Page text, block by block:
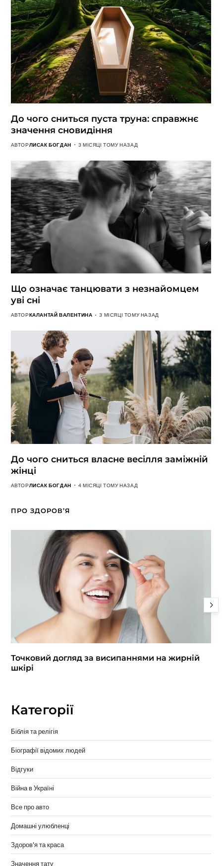
До чого сниться пуста труна: справжнє
значення сновидіння
АВТОРЛИСАК БОГДАН 3 МІСЯЦІ ТОМУ НАЗАД
Що означає танцювати з незнайомцем
уві сні
АВТОРКАЛАНТАЙ ВАЛЕНТИНА 3 МІСЯЦІ ТОМУ НАЗАД
До чого сниться власне весілля заміжній
жінці
АВТОРЛИСАК БОГДАН 4 МІСЯЦІ ТОМУ НАЗАД
ПРО ЗДОРОВ’Я
Точковий догляд за висипаннями на жирній
шкірі
Категорії
Біблія та релігія
Біографії відомих людей
Відгуки
Війна в Україні
Все про авто
Домашні улюбленці
Здоров'я та краса
Значення тату